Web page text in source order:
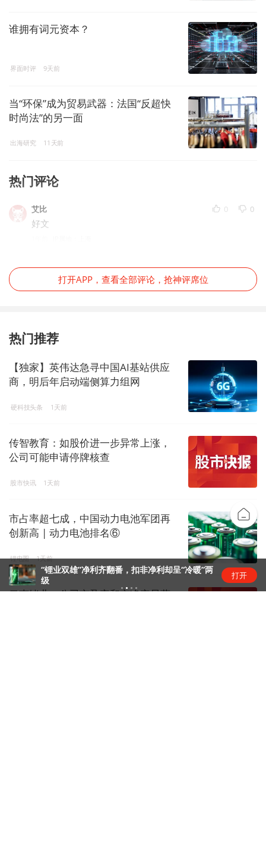
谁拥有词元资本？
界面时评 9天前
当“环保”成为贸易武器：法国“反超快
时尚法”的另一面
出海研究 11天前
热门评论
艾比 0 0
好文
打开APP，查看全部评论，抢神评席位
热门推荐
【独家】英伟达急寻中国AI基站供应
商，明后年启动端侧算力组网
硬科技头条 1天前
传智教育：如股价进一步异常上涨，
公司可能申请停牌核查
股市快讯 1天前
市占率超七成，中国动力电池军团再
创新高 | 动力电池排名⑥
锂电圈 1天前
云南锗业：公司市盈率和市净率显著
“锂业双雄”净利齐翻番，扣非净利却呈“冷暖”两
级
打开